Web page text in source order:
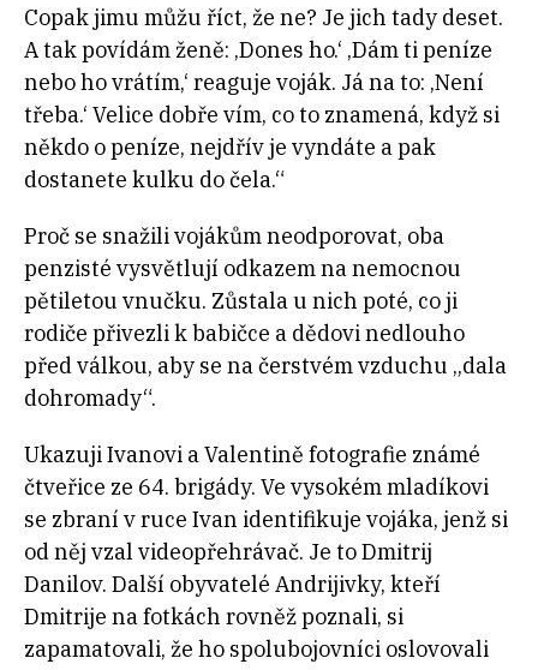
Copak jimu můžu říct, že ne? Je jich tady deset.
A tak povídám ženě: ‚Dones ho.‘ ‚Dám ti peníze
nebo ho vrátím,‘ reaguje voják. Já na to: ‚Není
třeba.‘ Velice dobře vím, co to znamená, když si
někdo o peníze, nejdřív je vyndáte a pak
dostanete kulku do čela.“
Proč se snažili vojákům neodporovat, oba
penzisté vysvětlují odkazem na nemocnou
pětiletou vnučku. Zůstala u nich poté, co ji
rodiče přivezli k babičce a dědovi nedlouho
před válkou, aby se na čerstvém vzduchu „dala
dohromady“.
Ukazuji Ivanovi a Valentině fotografie známé
čtveřice ze 64. brigády. Ve vysokém mladíkovi
se zbraní v ruce Ivan identifikuje vojáka, jenž si
od něj vzal videopřehrávač. Je to Dmitrij
Danilov. Další obyvatelé Andrijivky, kteří
Dmitrije na fotkách rovněž poznali, si
zapamatovali, že ho spolubojovníci oslovovali